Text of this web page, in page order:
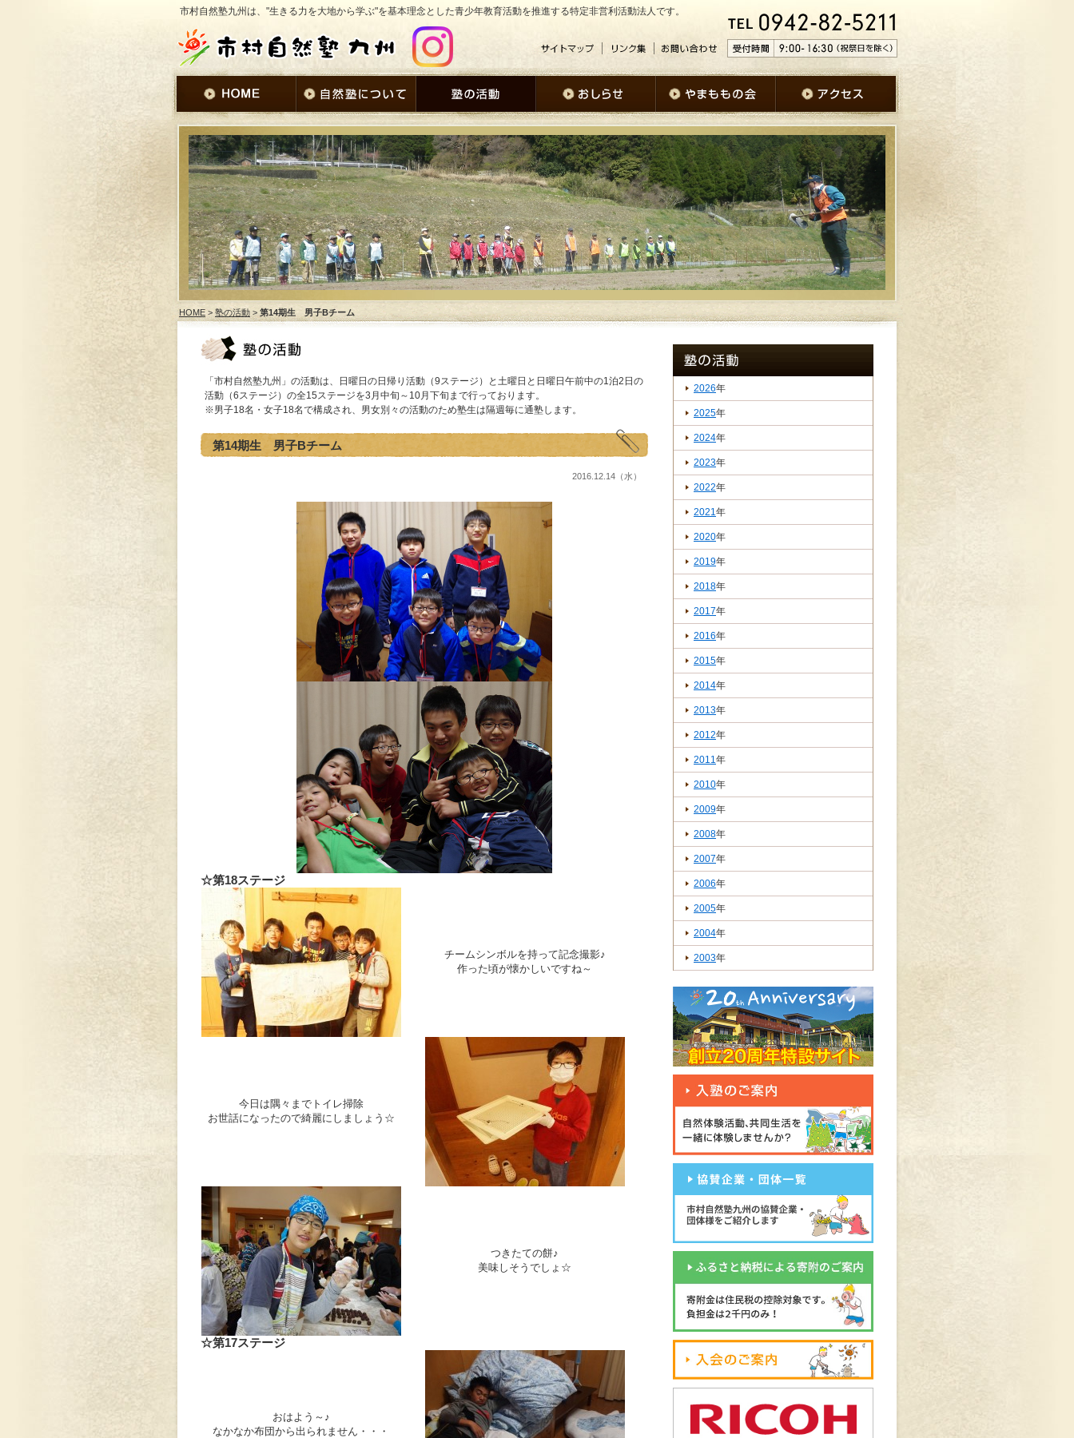
市村自然塾九州は、"生きる力を大地から学ぶ"を基本理念とした青少年教育活動を推進する特定非営利活動法人です。
HOME > 塾の活動 > 第14期生 男子Bチーム
「市村自然塾九州」の活動は、日曜日の日帰り活動（9ステージ）と土曜日と日曜日午前中の1泊2日の
活動（6ステージ）の全15ステージを3月中旬～10月下旬まで行っております。
※男子18名・女子18名で構成され、男女別々の活動のため塾生は隔週毎に通塾します。
第14期生 男子Bチーム
2016.12.14（水）
☆第18ステージ
チームシンボルを持って記念撮影♪
作った頃が懐かしいですね～
今日は隅々までトイレ掃除
お世話になったので綺麗にしましょう☆
つきたての餅♪
美味しそうでしょ☆
☆第17ステージ
おはよう～♪
なかなか布団から出られません・・・
2026年
2025年
2024年
2023年
2022年
2021年
2020年
2019年
2018年
2017年
2016年
2015年
2014年
2013年
2012年
2011年
2010年
2009年
2008年
2007年
2006年
2005年
2004年
2003年